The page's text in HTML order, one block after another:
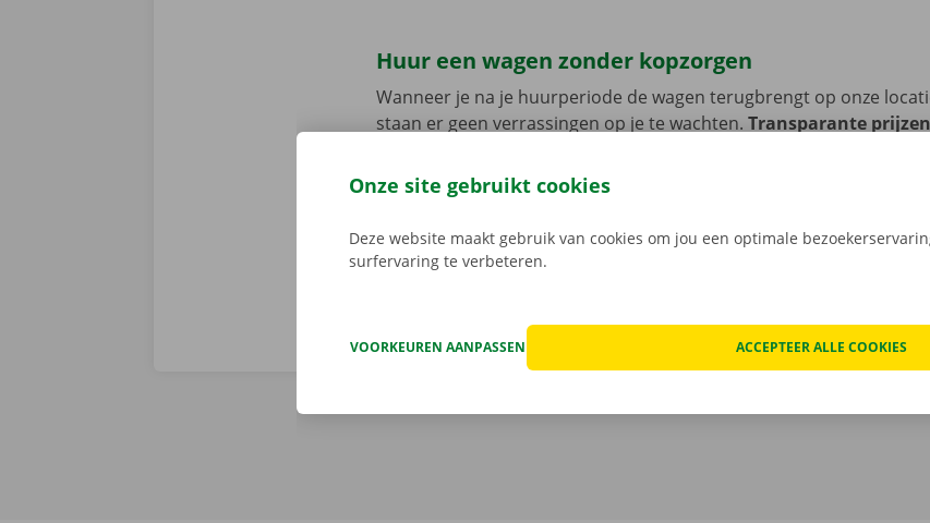
Huur een wagen zonder kopzorgen
Wanneer je na je huurperiode de wagen terugbrengt op onze
staan er geen verrassingen op je te wachten. Transparante
voorhand samen de schade aan de auto. Je geniet bij technische
van pechverhelping binnen heel Europa. Zo geraak je altijd veilig
Onze site gebruikt cookies
Deze website maakt gebruik van cookies om jou een optimale
surfervaring te verbeteren.
VOORKEUREN AANPASSEN ACCEPTEER ALLE COOKIES